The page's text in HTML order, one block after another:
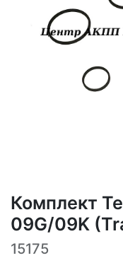
Комплект
09G/09K
15175